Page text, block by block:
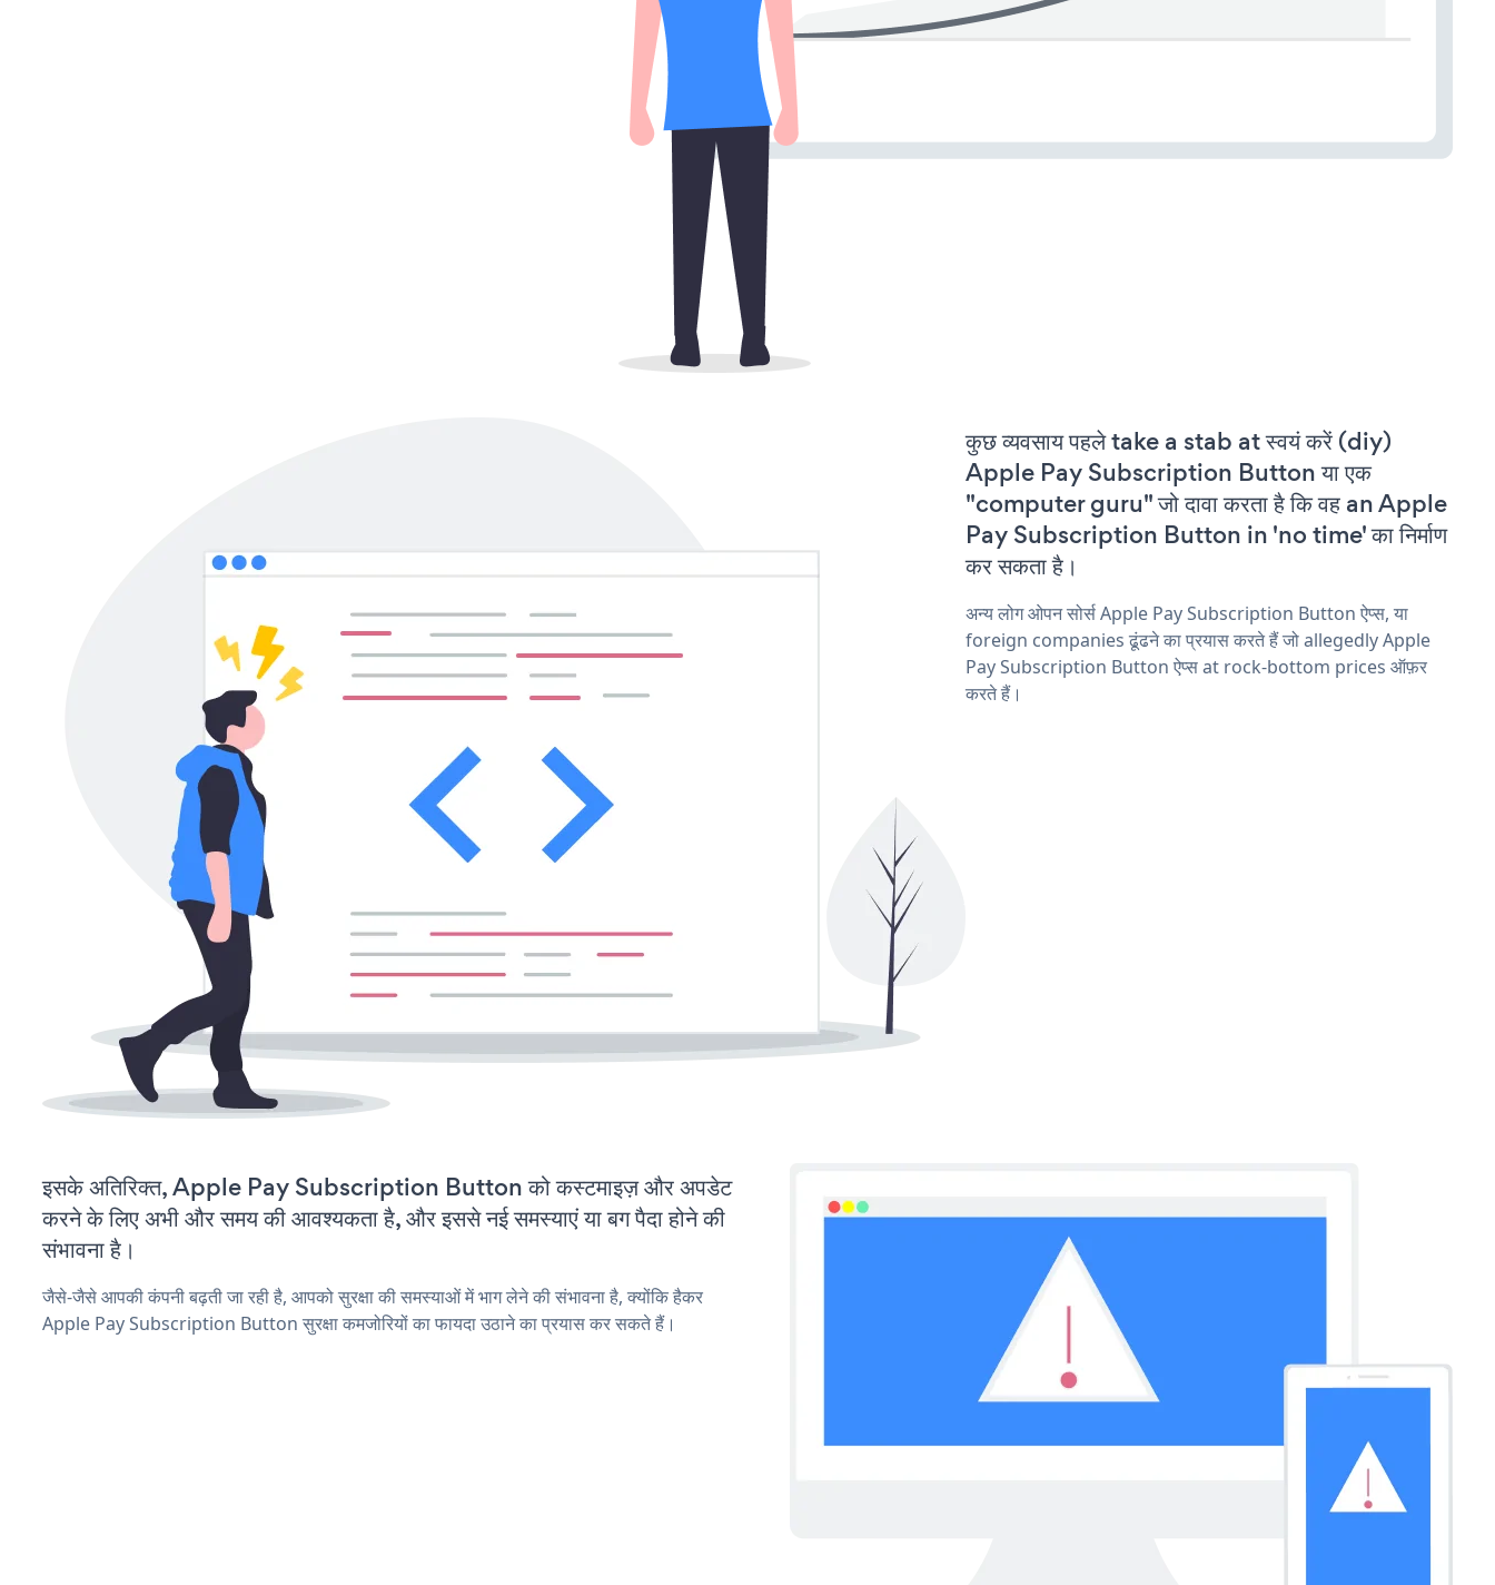
कुछ व्यवसाय पहले take a stab at स्वयं करें (diy)
Apple Pay Subscription Button या एक
"computer guru" जो दावा करता है कि वह an Apple
Pay Subscription Button in 'no time' का निर्माण
कर सकता है।
अन्य लोग ओपन सोर्स Apple Pay Subscription Button ऐप्स, या
foreign companies ढूंढने का प्रयास करते हैं जो allegedly Apple
Pay Subscription Button ऐप्स at rock-bottom prices ऑफ़र
करते हैं।
इसके अतिरिक्त, Apple Pay Subscription Button को कस्टमाइज़ और अपडेट
करने के लिए अभी और समय की आवश्यकता है, और इससे नई समस्याएं या बग पैदा होने की
संभावना है।
जैसे-जैसे आपकी कंपनी बढ़ती जा रही है, आपको सुरक्षा की समस्याओं में भाग लेने की संभावना है, क्योंकि हैकर
Apple Pay Subscription Button सुरक्षा कमजोरियों का फायदा उठाने का प्रयास कर सकते हैं।